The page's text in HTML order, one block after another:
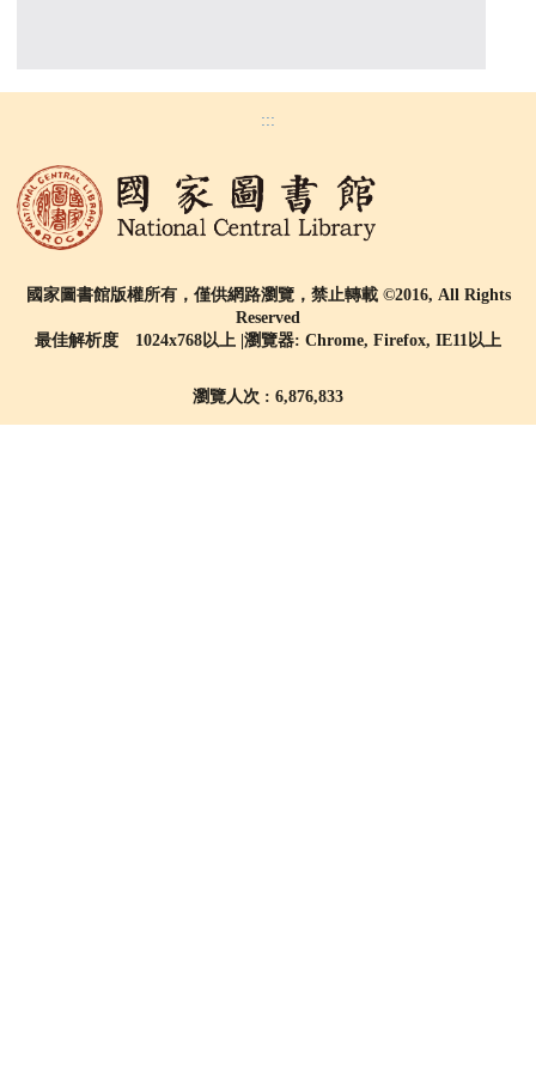
:::
國家圖書館版權所有，僅供網路瀏覽，禁止轉載 ©2016, All Rights
Reserved
最佳解析度 1024x768以上 |瀏覽器: Chrome, Firefox, IE11以上
瀏覽人次 : 6,876,833